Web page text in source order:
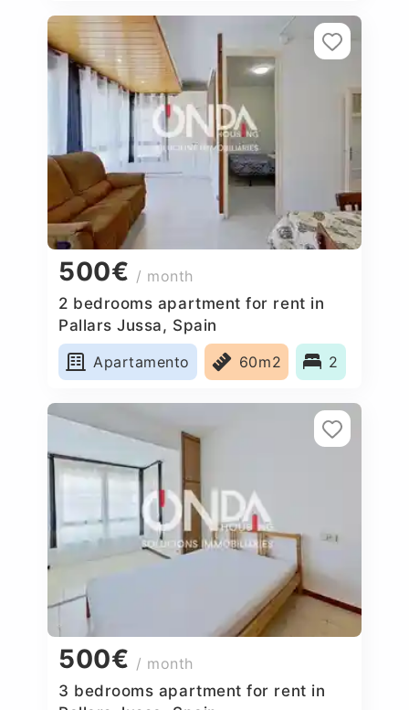
500€ / month
2 bedrooms apartment for rent in
Pallars Jussa, Spain
Apartamento
60m2 2
500€ / month
3 bedrooms apartment for rent in